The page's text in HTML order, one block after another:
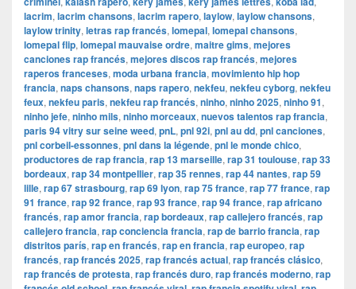
lacrim, lacrim chansons, lacrim rapero, laylow, laylow chansons,
laylow trinity, letras rap francés, lomepal, lomepal chansons,
lomepal flip, lomepal mauvaise ordre, maitre gims, mejores
canciones rap francés, mejores discos rap francés, mejores
raperos franceses, moda urbana francia, movimiento hip hop
francia, naps chansons, naps rapero, nekfeu, nekfeu cyborg, nekfeu
feux, nekfeu paris, nekfeu rap francés, ninho, ninho 2025, ninho 91,
ninho jefe, ninho mils, ninho morceaux, nuevos talentos rap francia,
paris 94 vitry sur seine weed, pnL, pnl 92i, pnl au dd, pnl canciones,
pnl corbeil-essonnes, pnl dans la légende, pnl le monde chico,
productores de rap francia, rap 13 marseille, rap 31 toulouse, rap 33
bordeaux, rap 34 montpellier, rap 35 rennes, rap 44 nantes, rap 59
lille, rap 67 strasbourg, rap 69 lyon, rap 75 france, rap 77 france, rap
91 france, rap 92 france, rap 93 france, rap 94 france, rap africano
francés, rap amor francia, rap bordeaux, rap callejero francés, rap
callejero francia, rap conciencia francia, rap de barrio francia, rap
distritos parís, rap en francés, rap en francia, rap europeo, rap
francés, rap francés 2025, rap francés actual, rap francés clásico,
rap francés de protesta, rap francés duro, rap francés moderno, rap